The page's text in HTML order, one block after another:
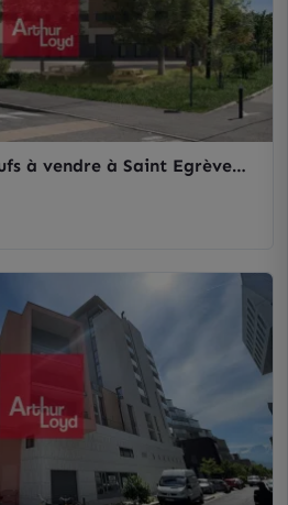
à vendre à Saint Egrève